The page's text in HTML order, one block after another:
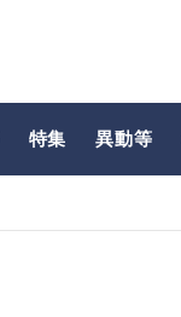
特集 異動等